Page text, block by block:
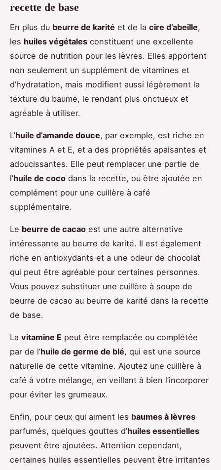
recette de base
En plus du beurre de karité et de la cire d’abeille,
les huiles végétales constituent une excellente
source de nutrition pour les lèvres. Elles apportent
non seulement un supplément de vitamines et
d’hydratation, mais modifient aussi légèrement la
texture du baume, le rendant plus onctueux et
agréable à utiliser.
L’huile d’amande douce, par exemple, est riche en
vitamines A et E, et a des propriétés apaisantes et
adoucissantes. Elle peut remplacer une partie de
l’huile de coco dans la recette, ou être ajoutée en
complément pour une cuillère à café
supplémentaire.
Le beurre de cacao est une autre alternative
intéressante au beurre de karité. Il est également
riche en antioxydants et a une odeur de chocolat
qui peut être agréable pour certaines personnes.
Vous pouvez substituer une cuillère à soupe de
beurre de cacao au beurre de karité dans la recette
de base.
La vitamine E peut être remplacée ou complétée
par de l’huile de germe de blé, qui est une source
naturelle de cette vitamine. Ajoutez une cuillère à
café à votre mélange, en veillant à bien l’incorporer
pour éviter les grumeaux.
Enfin, pour ceux qui aiment les baumes à lèvres
parfumés, quelques gouttes d’huiles essentielles
peuvent être ajoutées. Attention cependant,
certaines huiles essentielles peuvent être irritantes